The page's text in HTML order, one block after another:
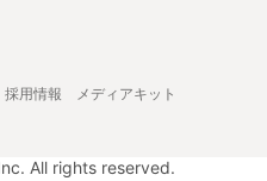
採用情報 メディアキット
All rights reserved.